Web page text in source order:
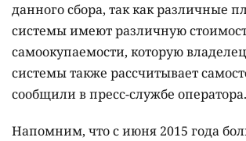
данного сбора, так как различные
системы имеют различную
самоокупаемости, которую
системы также рассчитывает
сообщили в пресс-службе оператора.
Напомним, что с июня 2015 года